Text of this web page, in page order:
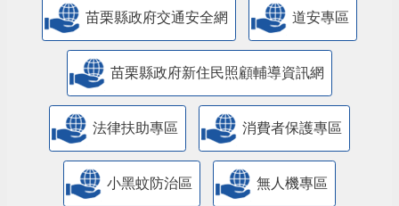
苗栗縣政府交通安全網 道安專區
苗栗縣政府新住民照顧輔導資訊網
法律扶助專區 消費者保護專區
小黑蚊防治區 無人機專區